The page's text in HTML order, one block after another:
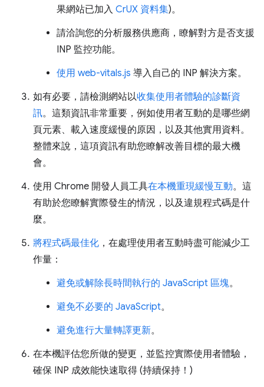
果網站已加入 CrUX 資料集)。
請洽詢您的分析服務供應商，瞭解對方是否支援
INP 監控功能。
使用 web-vitals.js 導入自己的 INP 解決方案。
如有必要，請檢測網站以收集使用者體驗的診斷資
訊。這類資訊非常重要，例如使用者互動的是哪些網
頁元素、載入速度緩慢的原因，以及其他實用資料。
整體來說，這項資訊有助您瞭解改善目標的最大機
會。
使用 Chrome 開發人員工具在本機重現緩慢互動。這
有助於您瞭解實際發生的情況，以及違規程式碼是什
麼。
將程式碼最佳化 ，在處理使用者互動時盡可能減少工
作量：
避免或解除長時間執行的 JavaScript 區塊。
避免不必要的 JavaScript。
避免進行大量轉譯更新。
在本機評估您所做的變更，並監控實際使用者體驗，
確保 INP 成效能快速取得 (持續保持！)